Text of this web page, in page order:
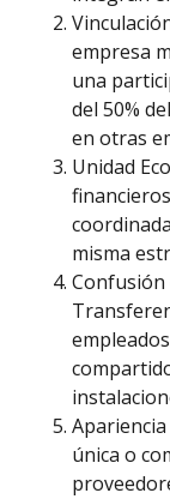
empresa
una
del 50%
en otras
Unidad
misma
única o